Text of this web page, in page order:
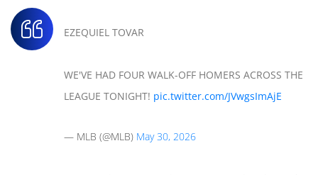
EZEQUIEL TOVAR
WE'VE HAD FOUR WALK-OFF HOMERS ACROSS THE
LEAGUE TONIGHT! pic.twitter.com/JVwgsImAjE
— MLB (@MLB) May 30, 2026